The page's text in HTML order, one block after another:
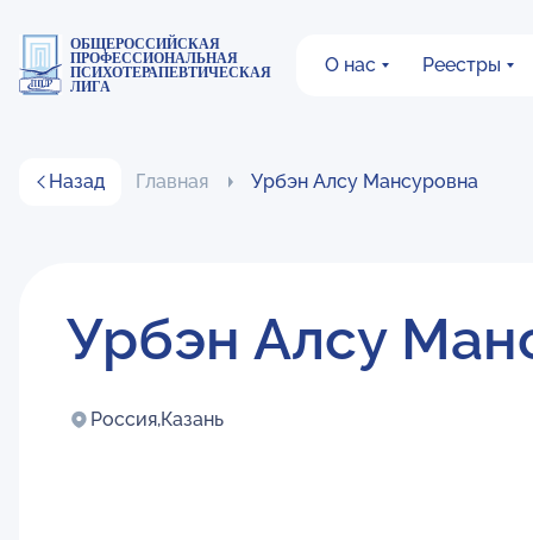
ОБЩЕРОССИЙСКАЯ
ПРОФЕССИОНАЛЬНАЯ
ПСИХОТЕРАПЕВТИЧЕСКАЯ
ЛИГА
О нас Реестры
Назад Главная Урбэн Алсу Мансуровна
Урбэн Алсу
Россия,Казань